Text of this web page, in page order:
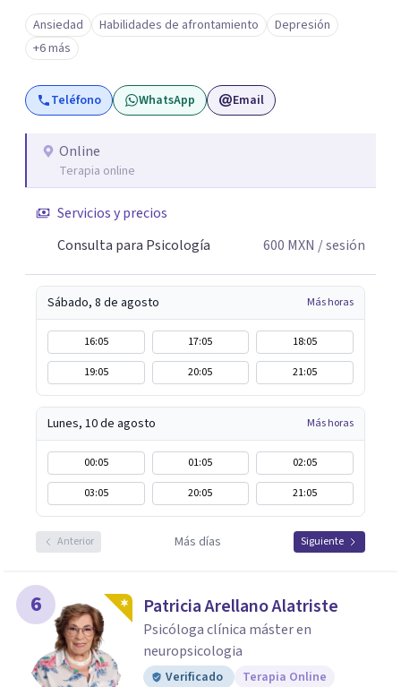
emocionales a tu propio ritmo. Creo firmemente en la
importancia de construir juntos herramientas que
fortalezcan el bienestar, la autonomía y el sentido de
vida. Será un gusto acompañarte en este proceso. Quedo
atento para resolver cualquier duda y acordar una cita. Un
Ansiedad Habilidades de afrontamiento
Depresión
+6 más
Teléfono WhatsApp Email
Online
Terapia online
Servicios y precios
Consulta para Psicología
600 MXN / sesión
Sábado, 8 de agosto Más horas
16:05 17:05
18:05
19:05
20:05 21:05
Lunes, 10 de agosto Más horas
00:05 01:05
02:05
03:05
20:05 21:05
Anterior Más días Siguiente
6 Patricia Arellano Alatriste
Psicóloga clínica máster en
neuropsicologia
Verificado Terapia Online